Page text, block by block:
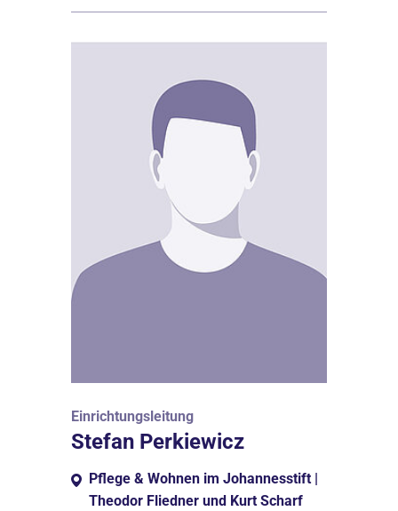
Einrichtungsleitung
Stefan Perkiewicz
Pflege & Wohnen im Johannesstift |
Theodor Fliedner und Kurt Scharf